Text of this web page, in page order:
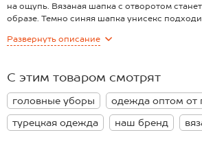
на ощупь. Вязаная шапка с отворотом
образе. Темно синяя шапка унисекс
Шапка в рубчик выполнена из мягкого
хорошо согревает в прохладную погоду.
хлопка шапка не электризуется и отлично
Шапка в рубчик – отличный подарок на 23
трикотаж лапша приятный, не колется и не
Демисезонная шапка станет удобным
Развернуть описание
С этим товаром смотрят
головные уборы
одежда оптом от
турецкая одежда
наш бренд